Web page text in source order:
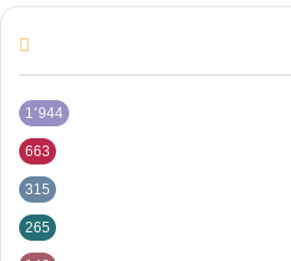
1٬944
663
315
265